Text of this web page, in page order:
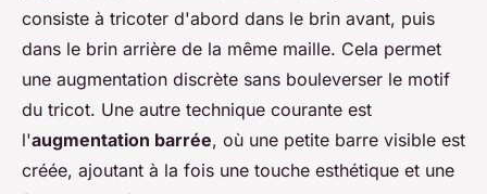
consiste à tricoter d'abord dans le brin avant, puis
dans le brin arrière de la même maille. Cela permet
une augmentation discrète sans bouleverser le motif
du tricot. Une autre technique courante est
l'augmentation barrée, où une petite barre visible est
créée, ajoutant à la fois une touche esthétique et une